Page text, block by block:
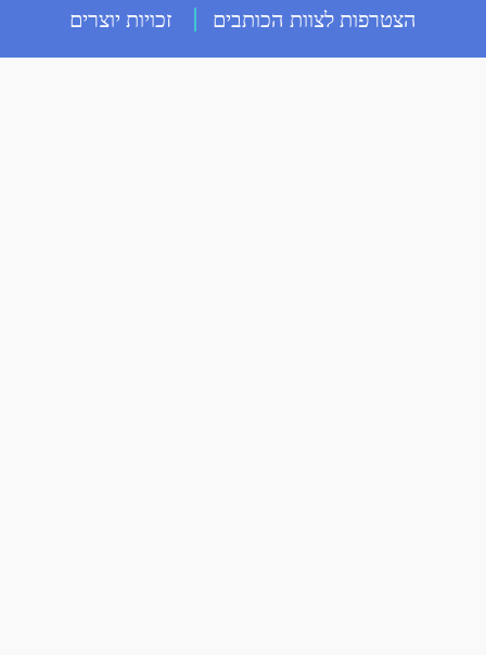
הצטרפות לצוות הכותבים
זכויות יוצרים